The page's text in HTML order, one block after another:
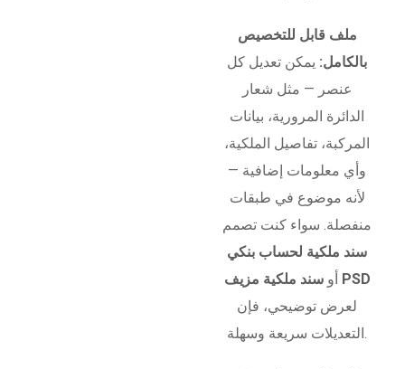
ملف قابل للتخصيص
بالكامل: يمكن تعديل كل
عنصر — مثل شعار
الدائرة المرورية، بيانات
المركبة، تفاصيل الملكية،
وأي معلومات إضافية —
لأنه موضوع في طبقات
منفصلة. سواء كنت تصمم
سند ملكية لحساب بنكي
أو
سند ملكية مزيف PSD
لعرض توضيحي، فإن
التعديلات سريعة وسهلة.